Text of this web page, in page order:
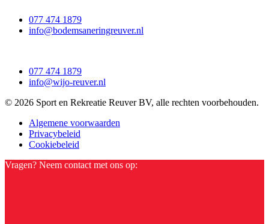
077 474 1879
info@bodemsaneringreuver.nl
077 474 1879
info@wijo-reuver.nl
© 2026 Sport en Rekreatie Reuver BV, alle rechten voorbehouden.
Algemene voorwaarden
Privacybeleid
Cookiebeleid
Vragen? Neem contact met ons op: